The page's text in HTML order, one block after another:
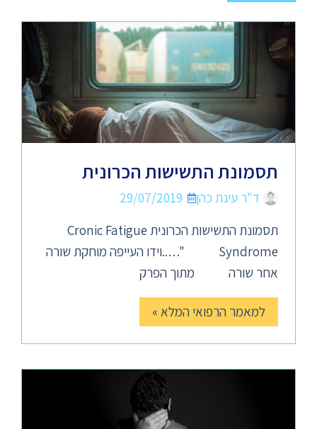
תסמונת התשישות הכרונית
ד"ר עינת כהן
29/07/2019
תסמונת התשישות הכרונית Cronic Fatigue
Syndrome "…..וידו העייפה מוחקת שורה
אחר שורה מתוך הפרק
למאמר הרפואי המלא »